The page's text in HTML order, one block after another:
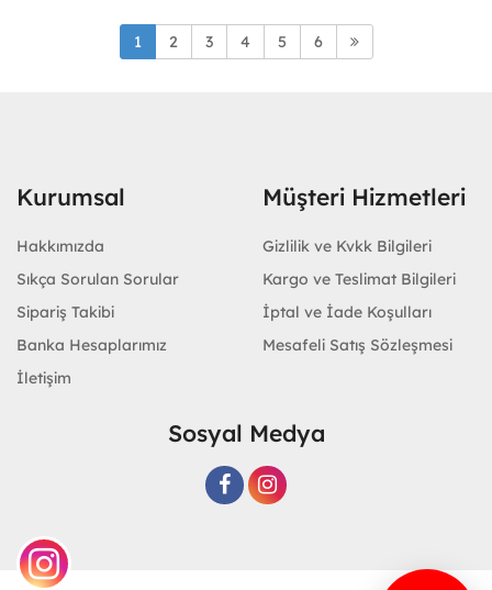
1 2 3 4 5 6
Kurumsal
Hakkımızda
Sıkça Sorulan Sorular
Sipariş Takibi
Banka Hesaplarımız
İletişim
Müşteri Hizmetleri
Gizlilik ve Kvkk Bilgileri
Kargo ve Teslimat Bilgileri
İptal ve İade Koşulları
Mesafeli Satış Sözleşmesi
Sosyal Medya